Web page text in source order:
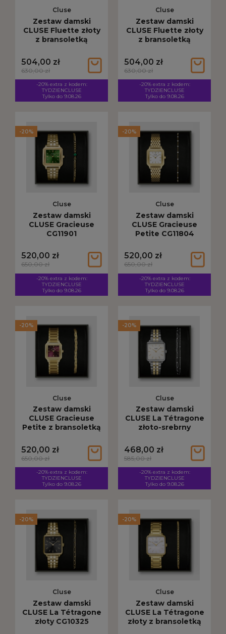
Cluse
Zestaw damski
CLUSE Fluette złoty
z bransoletką
504,00 zł
630,00 zł
-20% extra z kodem:
TYDZIENCLUSE
Tylko do 9.08.26
Cluse
Zestaw damski
CLUSE Fluette złoty
z bransoletką
504,00 zł
630,00 zł
-20% extra z kodem:
TYDZIENCLUSE
Tylko do 9.08.26
Cluse
Zestaw damski
CLUSE Gracieuse
CG11901
520,00 zł
650,00 zł
-20% extra z kodem:
TYDZIENCLUSE
Tylko do 9.08.26
-20%
Cluse
Zestaw damski
CLUSE Gracieuse
Petite CG11804
520,00 zł
650,00 zł
-20% extra z kodem:
TYDZIENCLUSE
Tylko do 9.08.26
-20%
Cluse
Zestaw damski
CLUSE Gracieuse
Petite z bransoletką
520,00 zł
650,00 zł
-20% extra z kodem:
TYDZIENCLUSE
Tylko do 9.08.26
-20%
Cluse
Zestaw damski
CLUSE La Tétragone
złoto-srebrny
468,00 zł
585,00 zł
-20% extra z kodem:
TYDZIENCLUSE
Tylko do 9.08.26
-20%
Cluse
Zestaw damski
CLUSE La Tétragone
złoty CG10325
-20%
Cluse
Zestaw damski
CLUSE La Tétragone
złoty z bransoletką
-20%